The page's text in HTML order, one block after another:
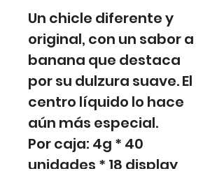
Un chicle diferente y
original, con un sabor a
banana que destaca
por su dulzura suave. El
centro líquido lo hace
aún más especial.
Por caja: 4g * 40
unidades * 18 display